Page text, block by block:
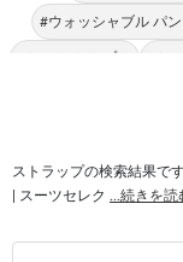
#ウォッシャブル パン
#シャツ シンプル #シ
ストラップの検索結果で
| スーツセレク
...続きを読